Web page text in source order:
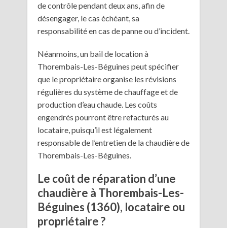
de contrôle pendant deux ans, afin de
désengager, le cas échéant, sa
responsabilité en cas de panne ou d’incident.
Néanmoins, un bail de location à
Thorembais-Les-Béguines peut spécifier
que le propriétaire organise les révisions
régulières du système de chauffage et de
production d’eau chaude. Les coûts
engendrés pourront être refacturés au
locataire, puisqu’il est légalement
responsable de l’entretien de la chaudière de
Thorembais-Les-Béguines.
Le coût de réparation d’une
chaudière à Thorembais-Les-
Béguines (1360), locataire ou
propriétaire ?